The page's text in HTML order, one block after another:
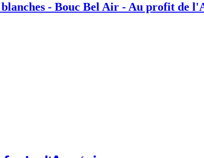
- Bouc Bel Air - Au profit de